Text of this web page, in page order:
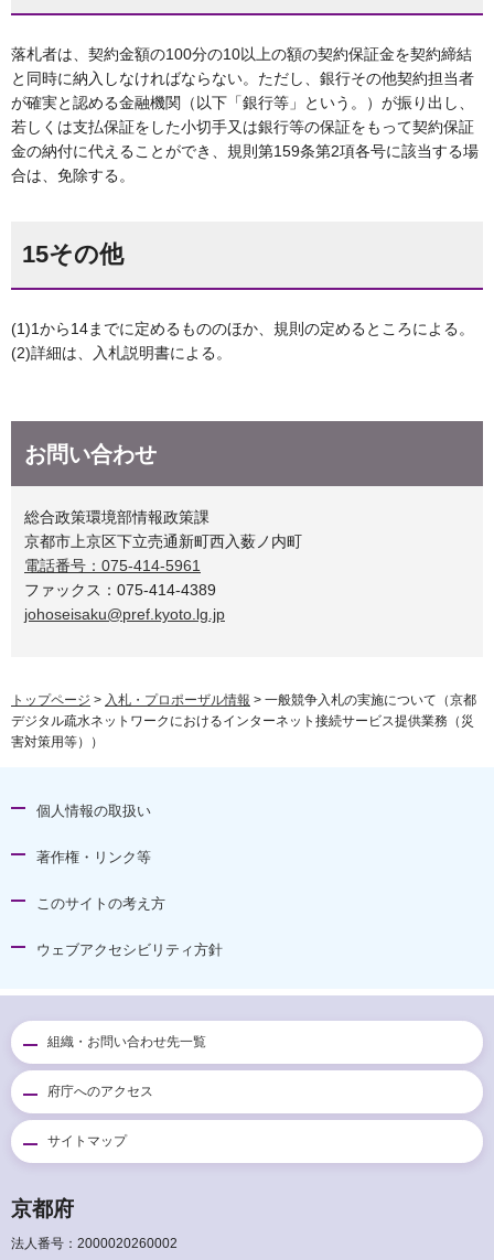
落札者は、契約金額の100分の10以上の額の契約保証金を契約締結
と同時に納入しなければならない。ただし、銀行その他契約担当者
が確実と認める金融機関（以下「銀行等」という。）が振り出し、
若しくは支払保証をした小切手又は銀行等の保証をもって契約保証
金の納付に代えることができ、規則第159条第2項各号に該当する場
合は、免除する。
15その他
(1)1から14までに定めるもののほか、規則の定めるところによる。
(2)詳細は、入札説明書による。
お問い合わせ
総合政策環境部情報政策課
京都市上京区下立売通新町西入薮ノ内町
電話番号：075-414-5961
ファックス：075-414-4389
johoseisaku@pref.kyoto.lg.jp
トップページ > 入札・プロポーザル情報 > 一般競争入札の実施について（京都
デジタル疏水ネットワークにおけるインターネット接続サービス提供業務（災
害対策用等））
個人情報の取扱い
著作権・リンク等
このサイトの考え方
ウェブアクセシビリティ方針
組織・お問い合わせ先一覧
府庁へのアクセス
サイトマップ
京都府
法人番号：2000020260002